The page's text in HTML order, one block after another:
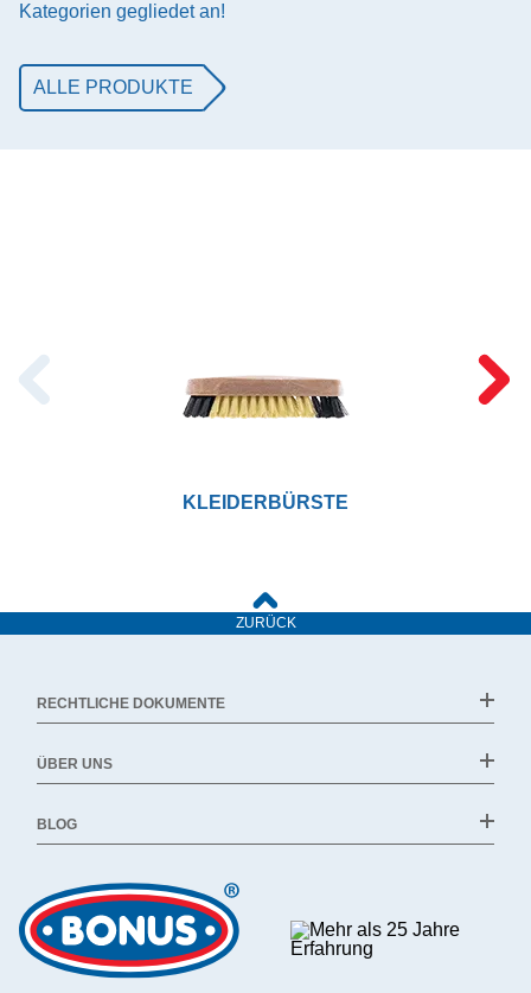
Kategorien gegliedet an!
ALLE PRODUKTE
KLEIDERBÜRSTE
ZURÜCK
RECHTLICHE DOKUMENTE
ÜBER UNS
BLOG